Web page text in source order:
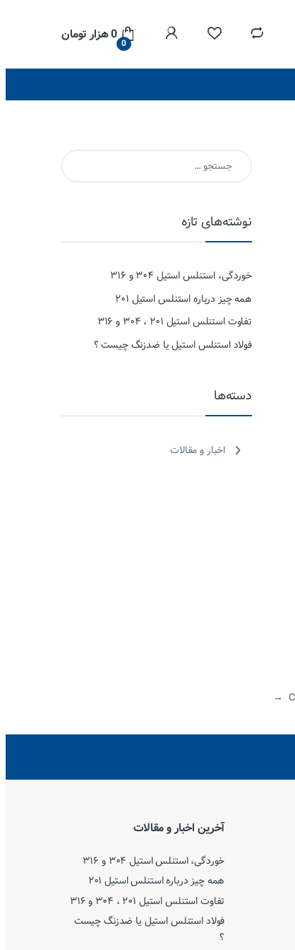
0
0هزار تومان
→
جستجو برای:
نوشته‌های تازه
خوردگی، استنلس استیل ۳۰۴ و ۳۱۶
همه چیز درباره استنلس استیل ۲۰۱
تفاوت استنلس استیل ۲۰۱ ، ۳۰۴ و ۳۱۶
فولاد استنلس استیل یا ضدزنگ چیست ؟
دسته‌ها
اخبار و مقالات
آخرین اخبار و مقالات
خوردگی، استنلس استیل ۳۰۴ و ۳۱۶
همه چیز درباره استنلس استیل ۲۰۱
تفاوت استنلس استیل ۲۰۱ ، ۳۰۴ و ۳۱۶
فولاد استنلس استیل یا ضدزنگ چیست
؟